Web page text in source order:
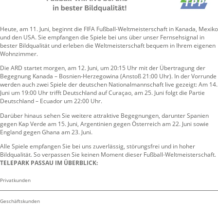
Heute, am 11. Juni, beginnt die FIFA Fußball-Weltmeisterschaft in Kanada, Mexiko
und den USA. Sie empfangen die Spiele bei uns über unser Fernsehsignal in
bester Bildqualität und erleben die Weltmeisterschaft bequem in Ihrem eigenen
Wohnzimmer.
Die ARD startet morgen, am 12. Juni, um 20:15 Uhr mit der Übertragung der
Begegnung Kanada – Bosnien-Herzegowina (Anstoß 21:00 Uhr). In der Vorrunde
werden auch zwei Spiele der deutschen Nationalmannschaft live gezeigt: Am 14.
Juni um 19:00 Uhr trifft Deutschland auf Curaçao, am 25. Juni folgt die Partie
Deutschland – Ecuador um 22:00 Uhr.
Darüber hinaus sehen Sie weitere attraktive Begegnungen, darunter Spanien
gegen Kap Verde am 15. Juni, Argentinien gegen Österreich am 22. Juni sowie
England gegen Ghana am 23. Juni.
Alle Spiele empfangen Sie bei uns zuverlässig, störungsfrei und in hoher
Bildqualität. So verpassen Sie keinen Moment dieser Fußball-Weltmeisterschaft.
TELEPARK PASSAU IM ÜBERBLICK:
Privatkunden
Geschäftskunden